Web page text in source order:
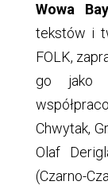
Wowa
tekstów i
FOLK,
go jako
Chwytak,
Olaf
(Czarno-